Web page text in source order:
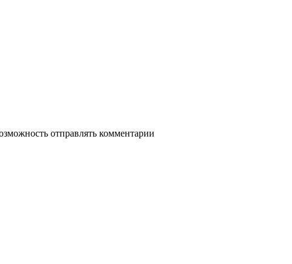
отправлять комментарии